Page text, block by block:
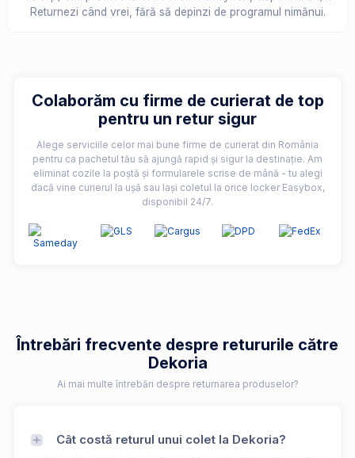
Returnezi când vrei, fără să depinzi de programul nimănui.
Colaborăm cu firme de curierat de top
pentru un retur sigur
Alege serviciile celor mai bune firme de curierat din România
pentru ca pachetul tău să ajungă rapid și sigur la destinație. Am
eliminat cozile la poștă și formularele scrise de mână - tu alegi
dacă vine curierul la ușă sau lași coletul la orice locker Easybox,
disponibil 24/7.
Întrebări frecvente despre retururile către
Dekoria
Ai mai multe întrebări despre returnarea produselor?
Cât costă returul unui colet la Dekoria?